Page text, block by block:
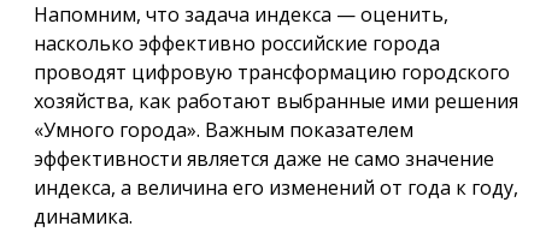
Напомним, что задача индекса — оценить,
насколько эффективно российские города
проводят цифровую трансформацию городского
хозяйства, как работают выбранные ими решения
«Умного города». Важным показателем
эффективности является даже не само значение
индекса, а величина его изменений от года к году,
динамика.